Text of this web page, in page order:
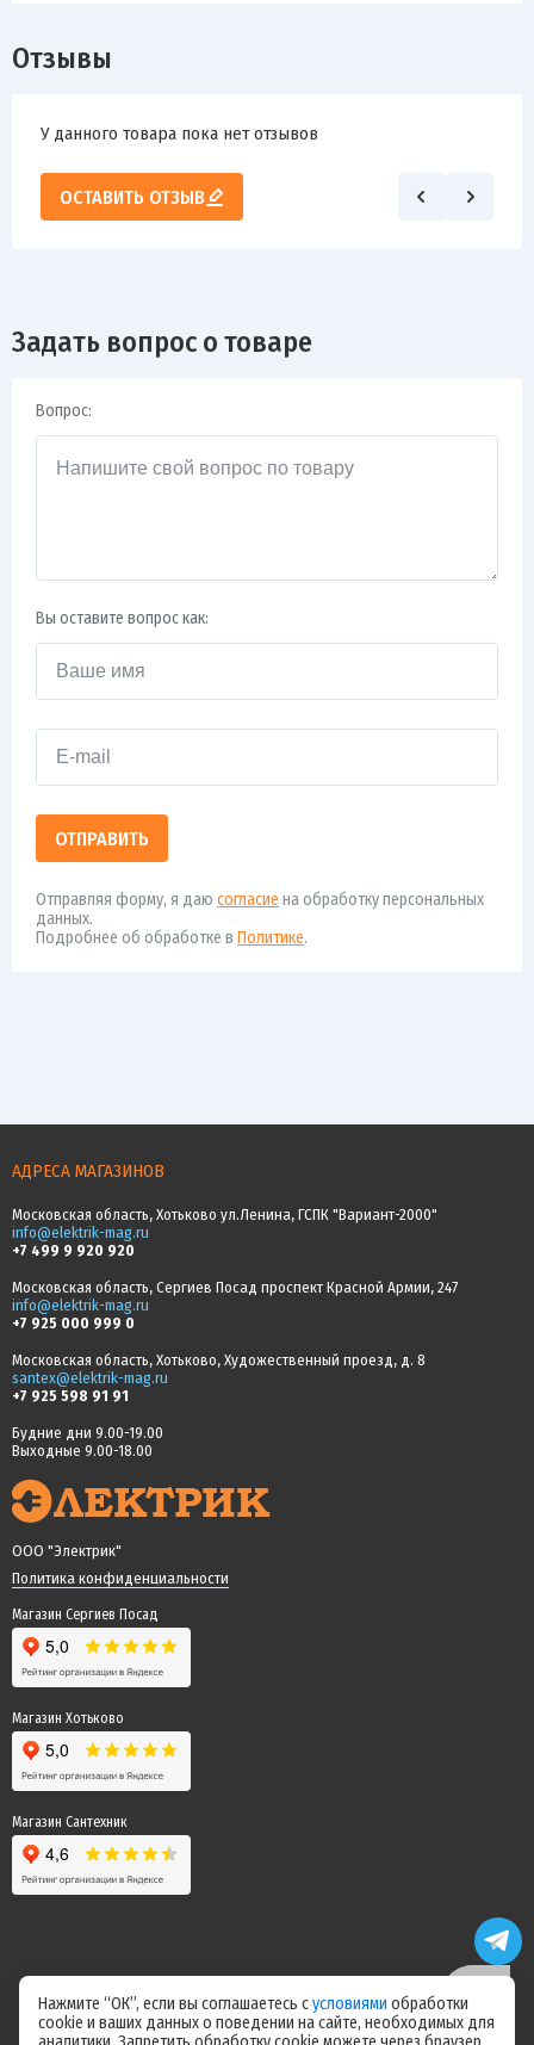
Отзывы
У данного товара пока нет отзывов
ОСТАВИТЬ ОТЗЫВ
Задать вопрос о товаре
Вопрос:
Вы оставите вопрос как:
ОТПРАВИТЬ
Отправляя форму, я даю согласие на обработку персональных
данных.
Подробнее об обработке в Политике.
АДРЕСА МАГАЗИНОВ
Московская область, Хотьково ул.Ленина, ГСПК "Вариант-2000"
info@elektrik-mag.ru
+7 499 9 920 920
Московская область, Сергиев Посад проспект Красной Армии, 247
info@elektrik-mag.ru
+7 925 000 999 0
Московская область, Хотьково, Художественный проезд, д. 8
santex@elektrik-mag.ru
+7 925 598 91 91
Будние дни 9.00-19.00
Выходные 9.00-18.00
ООО "Электрик"
Политика конфиденциальности
Магазин Сергиев Посад
Магазин Хотьково
Магазин Сантехник
Цены на сайте не являются офертой! Актуальные цены уточняйте у
Нажмите “ОК”, если вы соглашаетесь сусловиями обработки
cookie и ваших данных о поведении на сайте, необходимых для